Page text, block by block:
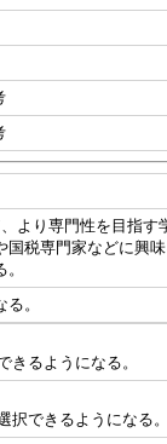
より専門性を目指
税専門家などに興
。
るようになる。
できるようになる。